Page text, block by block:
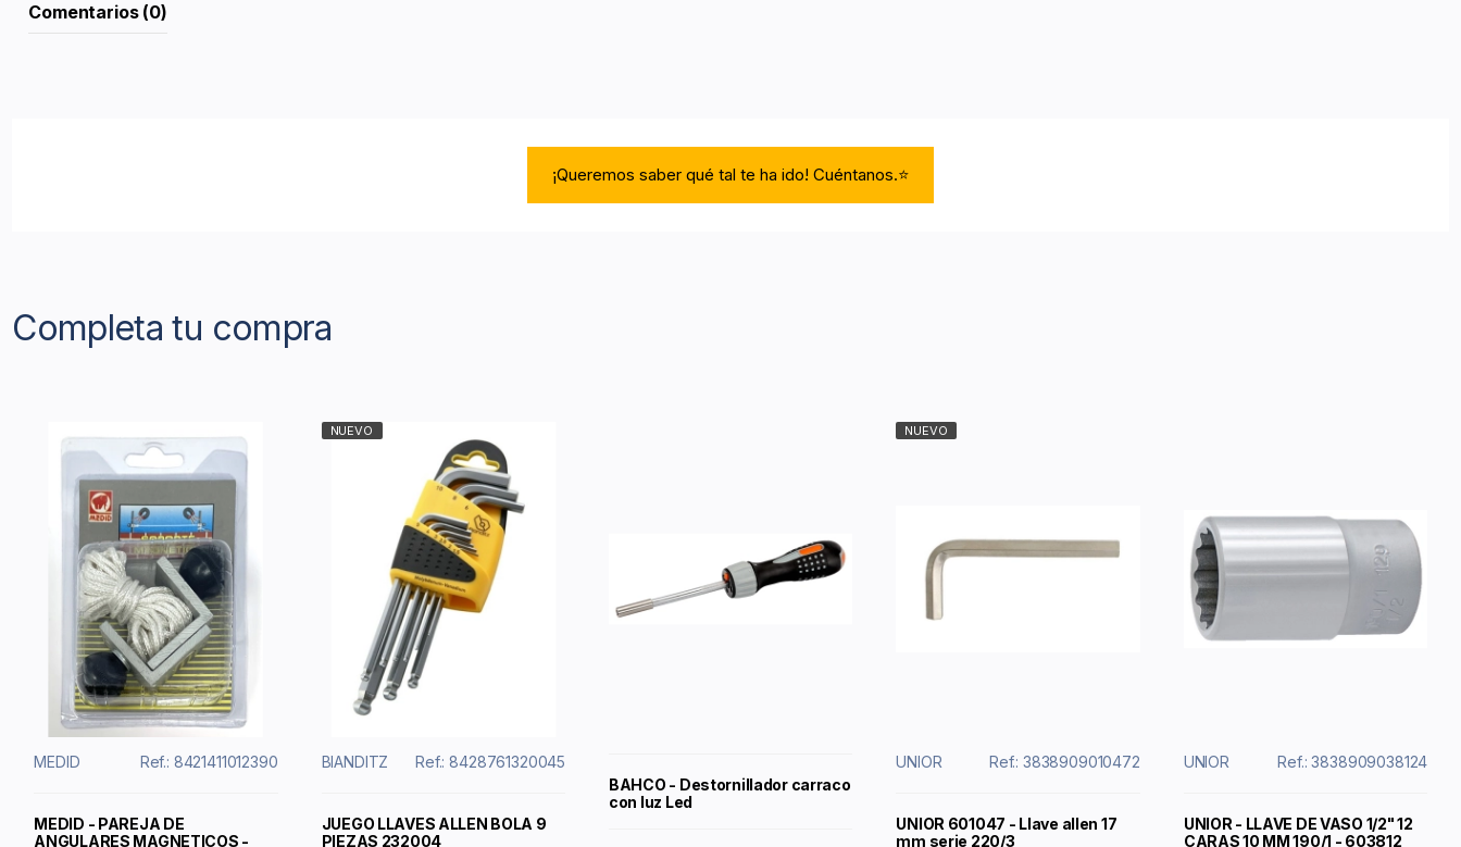
Comentarios (0)
¡Queremos saber qué tal te ha ido! Cuéntanos.⭐
Completa tu compra
MEDID Ref.: 8421411012390
MEDID - PAREJA DE
ANGULARES MAGNETICOS -
NUEVO
BIANDITZ Ref.: 8428761320045
JUEGO LLAVES ALLEN BOLA 9
PIEZAS 232004
BAHCO - Destornillador carraco
con luz Led
NUEVO
UNIOR Ref.: 3838909010472
UNIOR 601047 - Llave allen 17
mm serie 220/3
UNIOR Ref.: 3838909038124
UNIOR - LLAVE DE VASO 1/2" 12
CARAS 10 MM 190/1 - 603812